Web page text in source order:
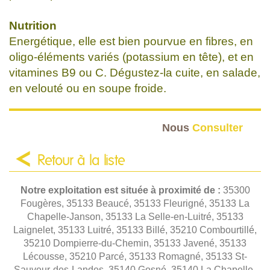
Nutrition
Energétique, elle est bien pourvue en fibres, en
oligo-éléments variés (potassium en tête), et en
vitamines B9 ou C. Dégustez-la cuite, en salade,
en velouté ou en soupe froide.
Nous Consulter
Retour à la liste
Notre exploitation est située à proximité de : 35300
Fougères, 35133 Beaucé, 35133 Fleurigné, 35133 La
Chapelle-Janson, 35133 La Selle-en-Luitré, 35133
Laignelet, 35133 Luitré, 35133 Billé, 35210 Combourtillé,
35210 Dompierre-du-Chemin, 35133 Javené, 35133
Lécousse, 35210 Parcé, 35133 Romagné, 35133 St-